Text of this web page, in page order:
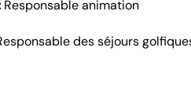
Responsable animation
des séjours